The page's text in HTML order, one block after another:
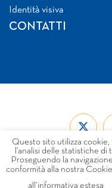
Identità visiva
CONTATTI
© Forum Nazionale del Terzo
Questo sito utilizza
l’analisi delle statistiche
Proseguendo la
conformità alla nostra
all’informativa estesa